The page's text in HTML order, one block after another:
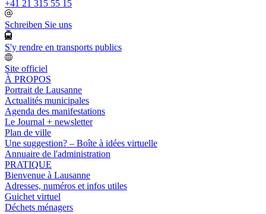
+41 21 315 55 15
Schreiben Sie uns
S'y rendre en transports publics
Site officiel
À PROPOS
Portrait de Lausanne
Actualités municipales
Agenda des manifestations
Le Journal + newsletter
Plan de ville
Une suggestion? – Boîte à idées virtuelle
Annuaire de l'administration
PRATIQUE
Bienvenue à Lausanne
Adresses, numéros et infos utiles
Guichet virtuel
Déchets ménagers